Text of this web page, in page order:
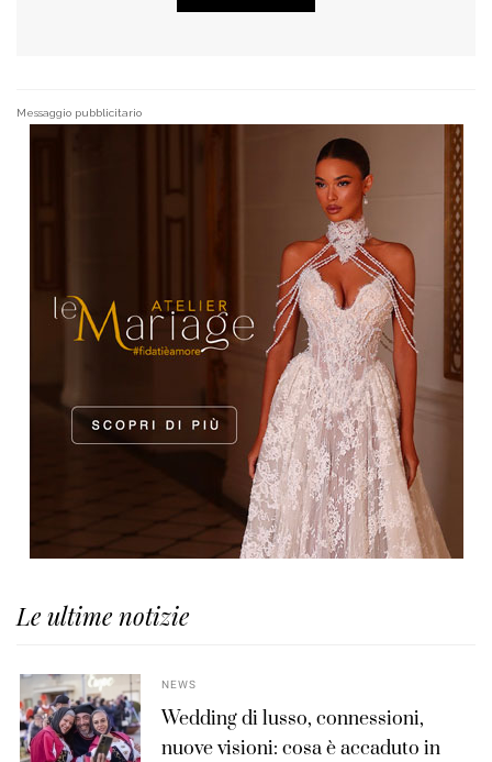
Messaggio pubblicitario
Le ultime notizie
NEWS
Wedding di lusso, connessioni,
nuove visioni: cosa è accaduto in